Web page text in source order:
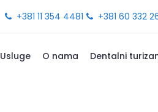
+381 11 354 4481 +381 60 332
Usluge O nama Dentalni